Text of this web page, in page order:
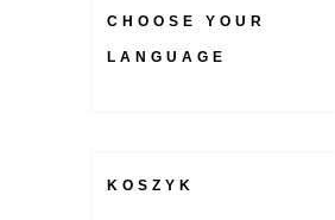
CHOOSE YOUR
LANGUAGE
KOSZYK